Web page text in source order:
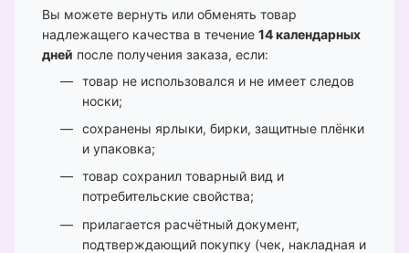
Вы можете вернуть или обменять товар
надлежащего качества в течение 14 календарных
дней после получения заказа, если:
товар не использовался и не имеет следов
носки;
сохранены ярлыки, бирки, защитные плёнки
и упаковка;
товар сохранил товарный вид и
потребительские свойства;
прилагается расчётный документ,
подтверждающий покупку (чек, накладная и